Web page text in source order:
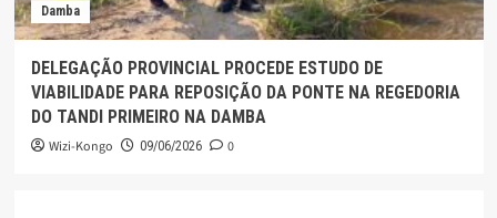
Damba
DELEGAÇÃO PROVINCIAL PROCEDE ESTUDO DE
VIABILIDADE PARA REPOSIÇÃO DA PONTE NA REGEDORIA
DO TANDI PRIMEIRO NA DAMBA
Wizi-Kongo 09/06/2026 0